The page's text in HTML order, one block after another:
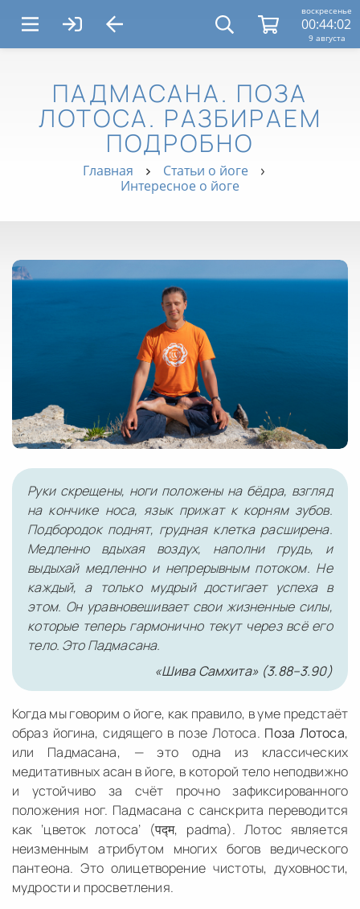
воскресенье
00:44:04
9 августа
ПАДМАСАНА. ПОЗА
ЛОТОСА. РАЗБИРАЕМ
ПОДРОБНО
Главная
Статьи о йоге
Интересное о йоге
Руки скрещены, ноги положены на бёдра, взгляд
на кончике носа, язык прижат к корням зубов.
Подбородок поднят, грудная клетка расширена.
Медленно вдыхая воздух, наполни грудь, и
выдыхай медленно и непрерывным потоком. Не
каждый, а только мудрый достигает успеха в
этом. Он уравновешивает свои жизненные силы,
которые теперь гармонично текут через всё его
тело. Это Падмасана.
«Шива Самхита» (3.88–3.90)
Когда мы говорим о йоге, как правило, в уме предстаёт
образ йогина, сидящего в позе Лотоса. Поза Лотоса,
или Падмасана, — это одна из классических
медитативных асан в йоге, в которой тело неподвижно
и устойчиво за счёт прочно зафиксированного
положения ног. Падмасана с санскрита переводится
как ‘цветок лотоса’ (पद्म, padma). Лотос является
неизменным атрибутом многих богов ведического
пантеона. Это олицетворение чистоты, духовности,
мудрости и просветления.